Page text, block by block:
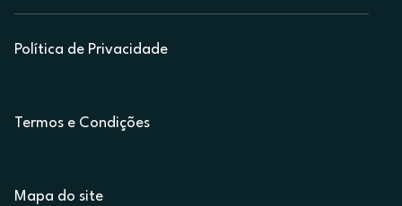
Política de Privacidade
Termos e Condições
Mapa do site